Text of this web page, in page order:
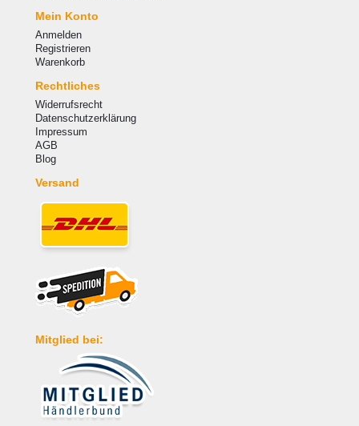
Mein Konto
Anmelden
Registrieren
Warenkorb
Rechtliches
Widerrufsrecht
Datenschutzerklärung
Impressum
AGB
Blog
Versand
Mitglied bei: